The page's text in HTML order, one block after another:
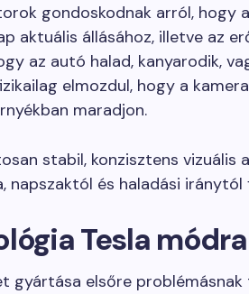
gondoskodnak arról, hogy a
aktuális állásához, illetve az
az autó halad, kanyarodik,
elmozdul, hogy a
maradjon.
stabil, konzisztens vizuális
napszaktól és haladási
Tesla módra
gyártása elsőre problémásnak